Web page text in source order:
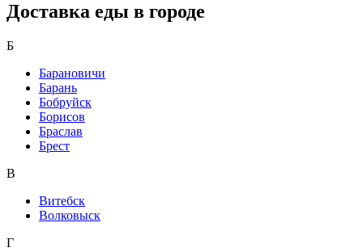
Доставка еды в городе
Б
Барановичи
Барань
Бобруйск
Борисов
Браслав
Брест
В
Витебск
Волковыск
Г